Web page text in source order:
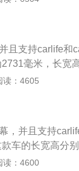
厢车，最高车
且支持carlife和
毫米，长宽
发动机，一款
动变速箱或7
最大扭矩。与这
的换挡速度和
速箱只是比手
可以提高汽车
读：4605
，并且支持
车的长宽高分
一共使用了三
读：4600